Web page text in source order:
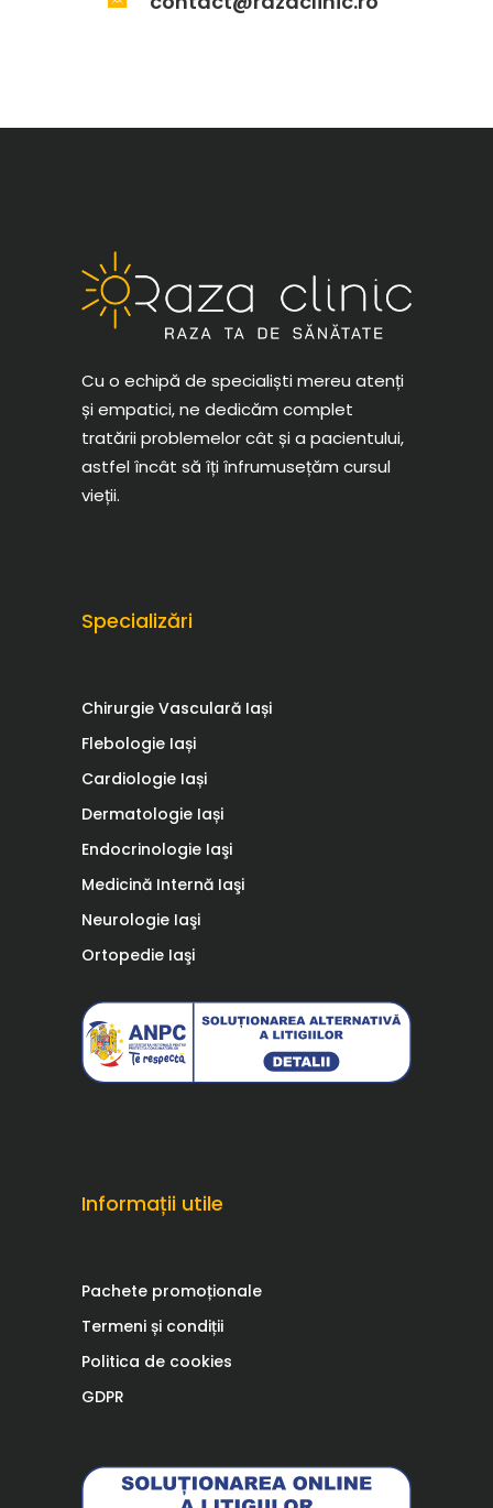
Cu o echipă de specialiști mereu atenți
și empatici, ne dedicăm complet
tratării problemelor cât și a pacientului,
astfel încât să îți înfrumusețăm cursul
vieții.
Specializări
Chirurgie Vasculară Iași
Flebologie Iași
Cardiologie Iași
Dermatologie Iași
Endocrinologie Iaşi
Medicină Internă Iaşi
Neurologie Iaşi
Ortopedie Iaşi
Informații utile
Pachete promoționale
Termeni și condiții
Politica de cookies
GDPR